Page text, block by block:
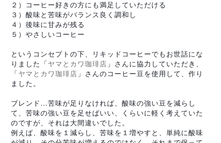
２）コーヒー好きの方にも満足していただける
３）酸味と苦味がバランス良く調和し
４）後味に甘みが残る
５）やさしいコーヒー
というコンセプトの下、リキッドコーヒーでもお世話にな
りました「ヤマとカワ珈琲店 」さんに協力していただき、
「ヤマとカワ珈琲店 」さんのコーヒー豆を使用して、 作り
ました。
ブレンド…苦味が足りなければ、酸味の強い豆を減らし
て、苦味の強い豆を足せばいい、くらいに軽く考えていた
のですが、それは大間違いでした。
例えば、酸味を１減らし、苦味を１増やすと、単純に酸味